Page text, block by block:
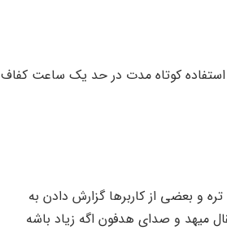
استفاده کوتاه مدت در حد یک ساعت کفاف
و بعضی از کاربرها گزارش دادن به
میهد و صدای هدفون اگه زیاد باشه